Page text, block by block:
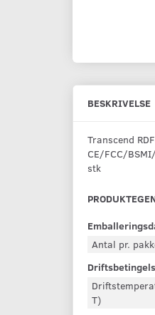
BESKRIVELSE
Transcend
CE/FCC/
stk
Antal pr.
T)